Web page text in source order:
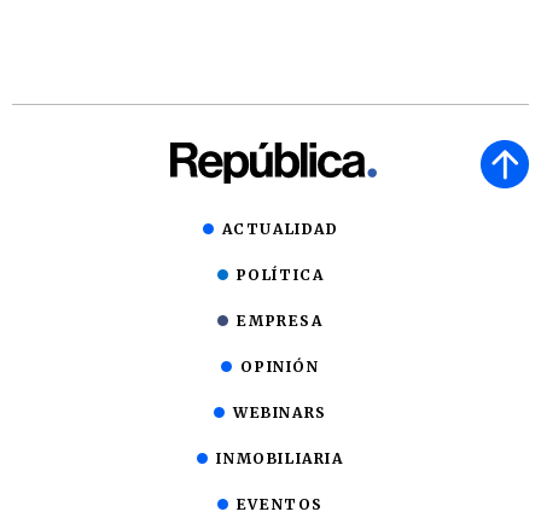
ACTUALIDAD
POLÍTICA
EMPRESA
OPINIÓN
WEBINARS
INMOBILIARIA
EVENTOS